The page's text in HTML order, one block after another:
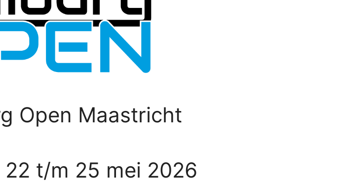
Open Maastricht
t/m 25 mei 2026